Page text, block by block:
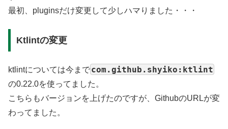
最初、pluginsだけ変更して少しハマりました・・・
Ktlintの変更
ktlintについては今までcom.github.shyiko:ktlint
の0.22.0を使ってました。
こちらもバージョンを上げたのですが、GithubのURLが変
わってました。